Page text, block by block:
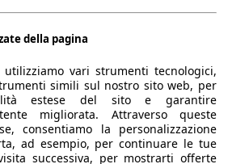
8.7 l/100km
100 l
alcuna responsabilità per la correttezza
Torna su
della pagina
vari strumenti tecnologici,
simili sul nostro sito web, per
estese del sito e garantire
migliorata. Attraverso queste
consentiamo la personalizzazione
ad esempio, per continuare le tue
successiva, per mostrarti offerte